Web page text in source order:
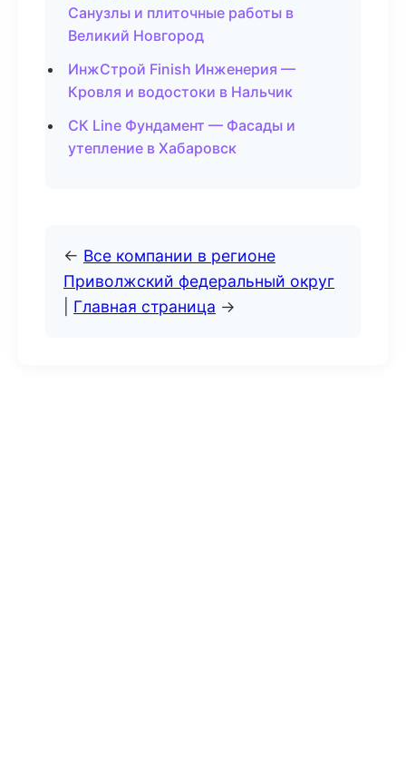
Санузлы и плиточные работы в
Великий Новгород
ИнжСтрой Finish Инженерия —
Кровля и водостоки в Нальчик
СК Line Фундамент — Фасады и
утепление в Хабаровск
← Все компании в регионе
Приволжский федеральный округ
Главная страница →